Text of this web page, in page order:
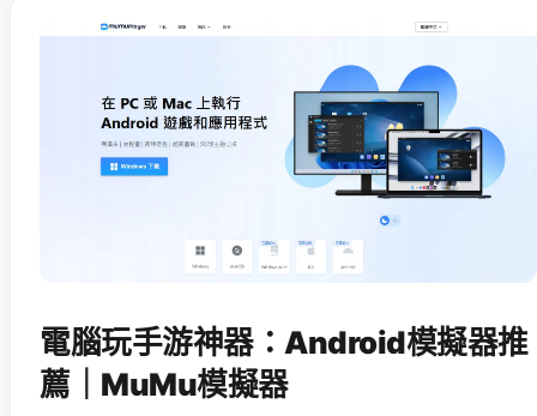
電腦玩手游神器：Android模擬器推
薦｜MuMu模擬器